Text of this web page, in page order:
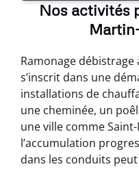
Nos activités
Ramonage débistrage
s’inscrit dans une
installations de
une cheminée, un
une ville comme
l’accumulation
dans les conduits